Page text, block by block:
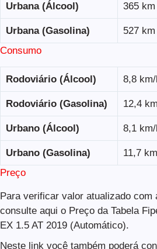
Urbana (Álcool) 365 km
Urbana (Gasolina)
527 km
Consumo
Rodoviário (Álcool) 8,8 km/l
Rodoviário (Gasolina) 12,4
Urbano (Álcool) 8,1 km/l
Urbano (Gasolina)
11,7
Preço
Para verificar valor atualizado com
consulte aqui o Preço da Tabela
EX 1.5 AT 2019 (Automático).
Neste link você também poderá